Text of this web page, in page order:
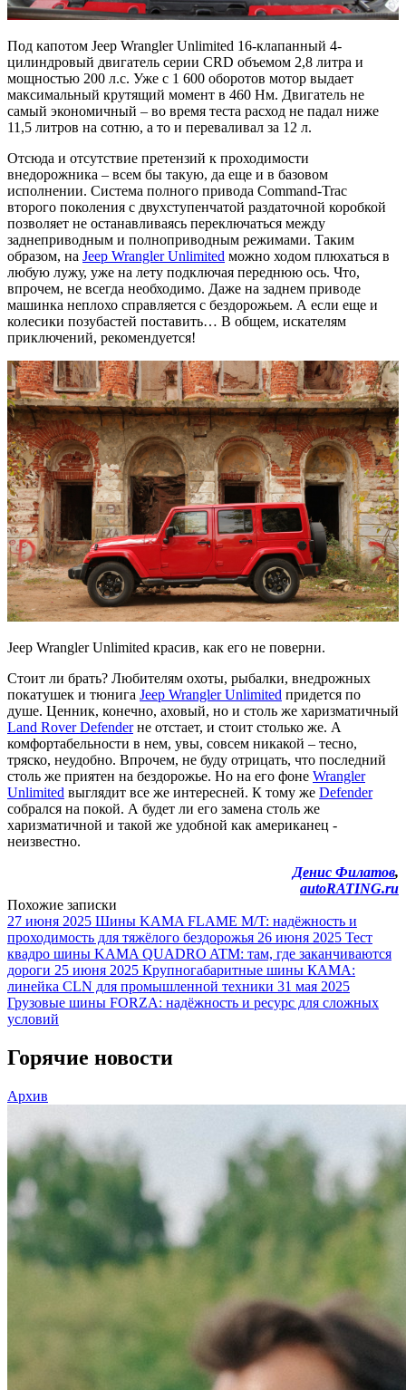
Под капотом Jeep Wrangler Unlimited 16-клапанный 4-
цилиндровый двигатель серии CRD объемом 2,8 литра и
мощностью 200 л.с. Уже с 1 600 оборотов мотор выдает
максимальный крутящий момент в 460 Нм. Двигатель не
самый экономичный – во время теста расход не падал ниже
11,5 литров на сотню, а то и переваливал за 12 л.
Отсюда и отсутствие претензий к проходимости
внедорожника – всем бы такую, да еще и в базовом
исполнении. Система полного привода Command-Trac
второго поколения с двухступенчатой раздаточной коробкой
позволяет не останавливаясь переключаться между
заднеприводным и полноприводным режимами. Таким
образом, на Jeep Wrangler Unlimited можно ходом плюхаться в
любую лужу, уже на лету подключая переднюю ось. Что,
впрочем, не всегда необходимо. Даже на заднем приводе
машинка неплохо справляется с бездорожьем. А если еще и
колесики позубастей поставить… В общем, искателям
приключений, рекомендуется!
Jeep Wrangler Unlimited красив, как его не поверни.
Стоит ли брать? Любителям охоты, рыбалки, внедрожных
покатушек и тюнига Jeep Wrangler Unlimited придется по
душе. Ценник, конечно, аховый, но и столь же харизматичный
Land Rover Defenderне отстает, и стоит столько же. А
комфортабельности в нем, увы, совсем никакой – тесно,
тряско, неудобно. Впрочем, не буду отрицать, что последний
столь же приятен на бездорожье. Но на его фоне Wrangler
Unlimited выглядит все же интересней. К тому же Defender
собрался на покой. А будет ли его замена столь же
харизматичной и такой же удобной как американец -
неизвестно.
Денис Филатов,
autoRATING.ru
Похожие записки
27 июня 2025 Шины KAMA FLAME M/T: надёжность и
проходимость для тяжёлого бездорожья 26 июня 2025 Тест
квадро шины KAMA QUADRO ATM: там, где заканчиваются
дороги 25 июня 2025 Крупногабаритные шины КАМА:
линейка CLN для промышленной техники 31 мая 2025
Грузовые шины FORZA: надёжность и ресурс для сложных
условий
Горячие новости
Архив